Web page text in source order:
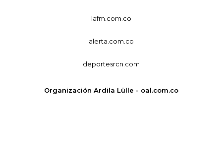
lafm.com.co
alerta.com.co
deportesrcn.com
Organización Ardila Lülle - oal.com.co